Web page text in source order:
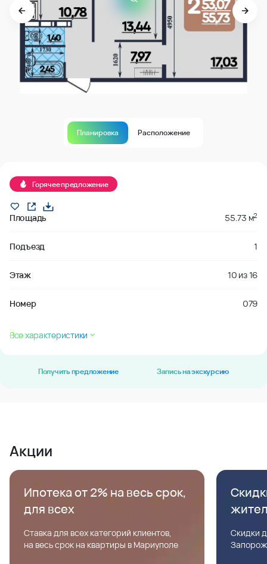
Планировка Расположение
Горячее предложение
Площадь 55.73 м2
Подъезд 1
Этаж 10 из16
Номер 079
Все характеристики
Получить предложение Запись на экскурсию
Акции
Ипотека от 2% на весь срок,
для всех
Ставка для всех категорий клиентов,
на весь срок на квартиры в Мариуполе
Скидки